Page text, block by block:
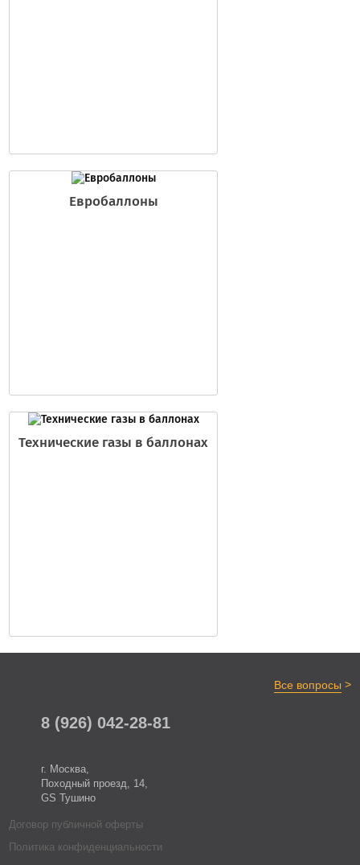
Евробаллоны
Технические газы в баллонах
Все вопросы >
8 (926) 042-28-81
г. Москва,
Походный проезд, 14,
GS Тушино
Договор публичной оферты
Политика конфиденциальности